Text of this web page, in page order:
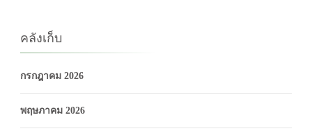
คลังเก็บ
กรกฎาคม 2026
พฤษภาคม 2026